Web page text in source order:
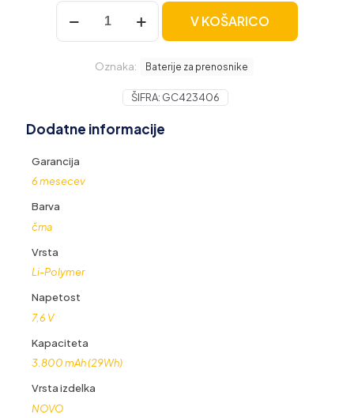
Baterija
HP
3800
količina
V KOŠARICO
Oznaka: Baterije za prenosnike
ŠIFRA: GC423406
Dodatne informacije
Garancija
6 mesecev
Barva
črna
Vrsta
Li-Polymer
Napetost
7,6 V
Kapaciteta
3.800 mAh (29Wh)
Vrsta izdelka
NOVO